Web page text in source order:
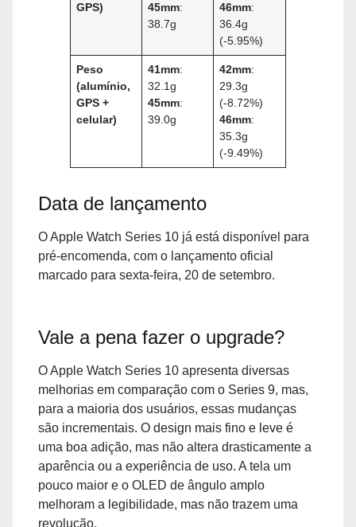
GPS)
45mm:
38.7g
46mm:
36.4g
(-5.95%)
Peso
(alumínio,
GPS +
celular)
41mm:
32.1g
45mm:
39.0g
42mm:
29.3g
(-8.72%)
46mm:
35.3g
(-9.49%)
Data de lançamento
O Apple Watch Series 10 já está disponível para
pré-encomenda, com o lançamento oficial
marcado para sexta-feira, 20 de setembro.
Vale a pena fazer o upgrade?
O Apple Watch Series 10 apresenta diversas
melhorias em comparação com o Series 9, mas,
para a maioria dos usuários, essas mudanças
são incrementais. O design mais fino e leve é
uma boa adição, mas não altera drasticamente a
aparência ou a experiência de uso. A tela um
pouco maior e o OLED de ângulo amplo
melhoram a legibilidade, mas não trazem uma
revolução.